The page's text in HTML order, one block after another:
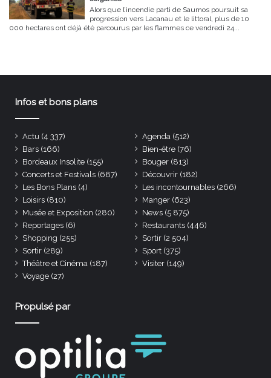
Alors que l’incendie parti de Saumos poursuit sa
progression vers Lacanau et le littoral, plus de 10
000 hectares ont déjà été parcourus par les flammes ce vendredi 24...
Infos et bons plans
Actu (4 337) Agenda (512)
Bars (166) Bien-être (76)
Bordeaux Insolite (155) Bouger (813)
Concerts et Festivals (687) Découvrir (182)
Les Bons Plans (4) Les incontournables (266)
Loisirs (810) Manger (623)
Musée et Exposition (280) News (5 875)
Reportages (6) Restaurants (446)
Shopping (255) Sortir (2 504)
Sortir (289) Sport (375)
Théâtre et Cinéma (187) Visiter (149)
Voyage (27)
Propulsé par